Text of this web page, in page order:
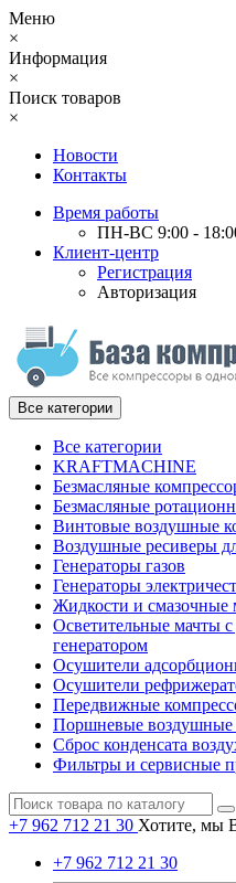
Меню
×
Информация
×
Поиск товаров
×
Новости
Контакты
Время работы
ПН-ВС 9:00 -
Клиент-центр
Регистрация
Авторизация
Все категории
Все категории
KRAFTMACHINE
Безмасляные
Безмасляные
Винтовые воздушные
Воздушные ресиверы
Генераторы газов
Генераторы
Жидкости и смазочные
Осветительные мачты
генератором
Осушители
Осушители
Передвижные
Поршневые воздушные
Сброс конденсата
Фильтры и сервисные
+7 962 712 21 30 Хотите, мы
+7 962 712 21 30